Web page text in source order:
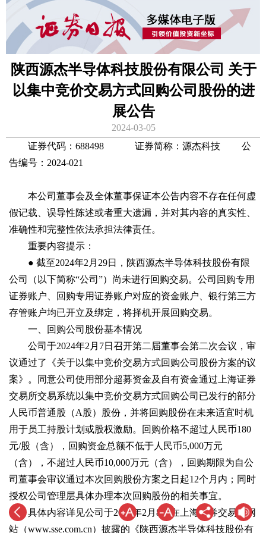
陕西源杰半导体科技股份有限公司 关于
以集中竞价交易方式回购公司股份的进
展公告
2024-03-05
证券代码：688498 证券简称：源杰科技 公
告编号：2024-021
本公司董事会及全体董事保证本公告内容不存在任何虚
假记载、误导性陈述或者重大遗漏，并对其内容的真实性、
准确性和完整性依法承担法律责任。
重要内容提示：
● 截至2024年2月29日，陕西源杰半导体科技股份有限
公司（以下简称“公司”）尚未进行回购交易。公司回购专用
证券账户、回购专用证券账户对应的资金账户、银行第三方
存管账户均已开立及绑定，将择机开展回购交易。
一、回购公司股份基本情况
公司于2024年2月7日召开第二届董事会第二次会议，审
议通过了《关于以集中竞价交易方式回购公司股份方案的议
案》。同意公司使用部分超募资金及自有资金通过上海证券
交易所交易系统以集中竞价交易方式回购公司已发行的部分
人民币普通股（A股）股份，并将回购股份在未来适宜时机
用于员工持股计划或股权激励。回购价格不超过人民币180
元/股（含），回购资金总额不低于人民币5,000万元
（含），不超过人民币10,000万元（含），回购期限为自公
司董事会审议通过本次回购股份方案之日起12个月内；同时
授权公司管理层具体办理本次回购股份的相关事宜。
具体内容详见公司于2024年2月8日在上海证券交易所网
站（www.sse.com.cn）披露的《陕西源杰半导体科技股份有